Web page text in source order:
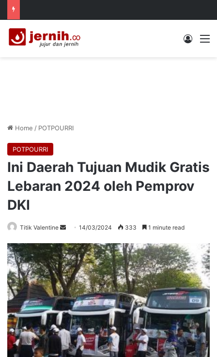
Log In
Home / POTPOURRI
POTPOURRI
Ini Daerah Tujuan Mudik Gratis
Lebaran 2024 oleh Pemprov
DKI
Titik Valentine
Send
email
14/03/2024 333 1 minute read